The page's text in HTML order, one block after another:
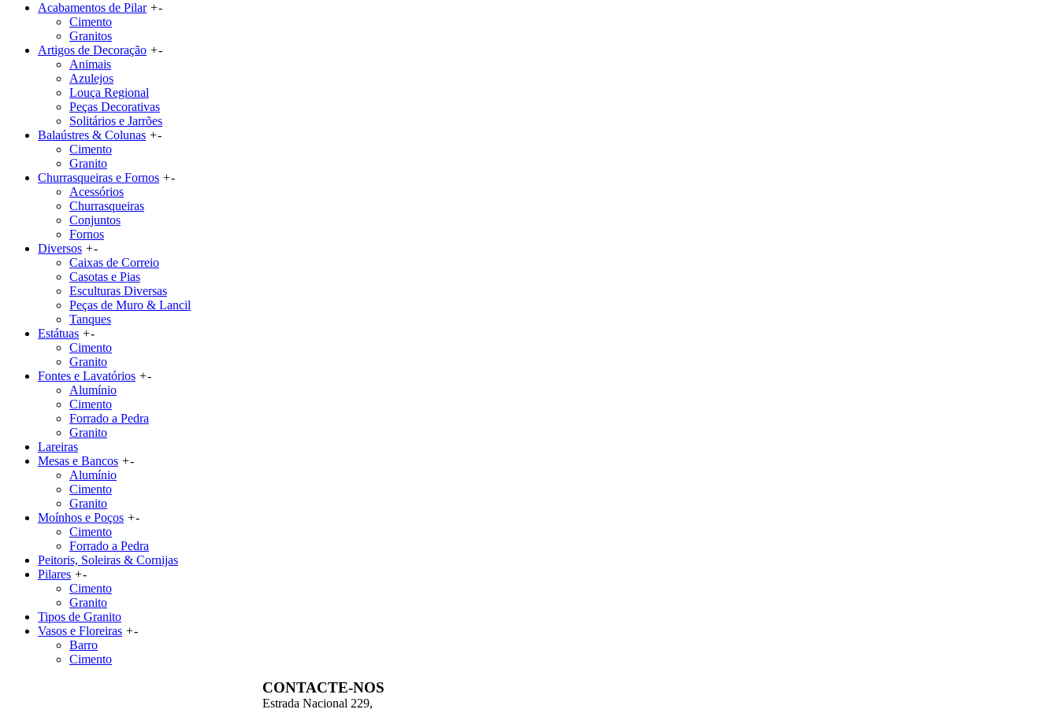
Acabamentos de Pilar +-
Cimento
Granitos
Artigos de Decoração +-
Animais
Azulejos
Louça Regional
Peças Decorativas
Solitários e Jarrões
Balaústres & Colunas +-
Cimento
Granito
Churrasqueiras e Fornos +-
Acessórios
Churrasqueiras
Conjuntos
Fornos
Diversos +-
Caixas de Correio
Casotas e Pias
Esculturas Diversas
Peças de Muro & Lancil
Tanques
Estátuas +-
Cimento
Granito
Fontes e Lavatórios +-
Alumínio
Cimento
Forrado a Pedra
Granito
Lareiras
Mesas e Bancos +-
Alumínio
Cimento
Granito
Moínhos e Poços +-
Cimento
Forrado a Pedra
Peitoris, Soleiras & Cornijas
Pilares +-
Cimento
Granito
Tipos de Granito
Vasos e Floreiras +-
Barro
Cimento
CONTACTE-NOS
Estrada Nacional 229,